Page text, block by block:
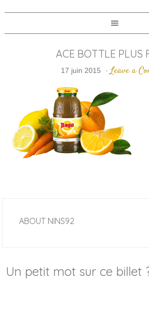
ACE BOTTLE PLUS
17 juin 2015 · Leave a
ABOUT NINS92
Un petit mot sur ce billet